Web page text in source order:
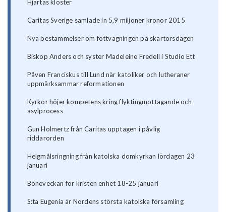
Hjärtas kloster
Caritas Sverige samlade in 5,9 miljoner kronor 2015
Nya bestämmelser om fottvagningen på skärtorsdagen
Biskop Anders och syster Madeleine Fredell i Studio Ett
Påven Franciskus till Lund när katoliker och lutheraner
uppmärksammar reformationen
Kyrkor höjer kompetens kring flyktingmottagande och
asylprocess
Gun Holmertz från Caritas upptagen i påvlig
riddarorden
Helgmålsringning från katolska domkyrkan lördagen 23
januari
Böneveckan för kristen enhet 18-25 januari
S:ta Eugenia är Nordens största katolska församling